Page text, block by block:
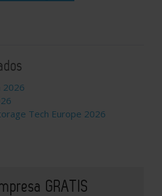
2026
Tech Europe 2026
GRATIS